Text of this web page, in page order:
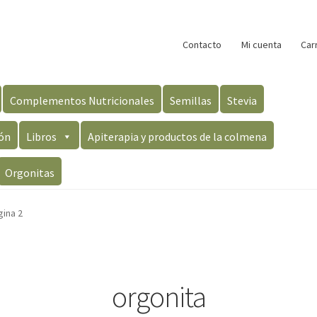
Contacto Mi cuenta
Complementos Nutricionales Semillas Stevia
Libros Apiterapia y productos de la colmena
Orgonitas
2
orgonita